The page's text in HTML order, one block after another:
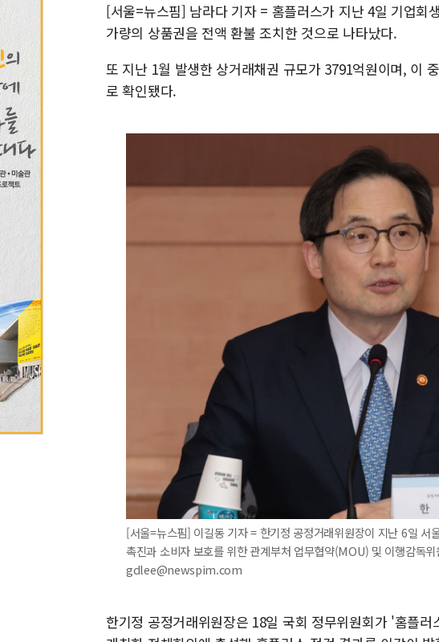
[서울=뉴스핌] 남라다 기자 = 홈플러스가 지난 4일 기업회
가량의 상품권을 전액 환불 조치한 것으로 나타났다.
또 지난 1월 발생한 상거래채권 규모가 3791억원이며, 이
로 확인됐다.
[서울=뉴스핌] 이길동 기자 = 한기정 공정거래위원장이 지난 6일 서
촉진과 소비자 보호를 위한 관계부처 업무협약(MOU) 및 이행감독
gdlee@newspim.com
한기정 공정거래위원장은 18일 국회 정무위원회가 '홈플